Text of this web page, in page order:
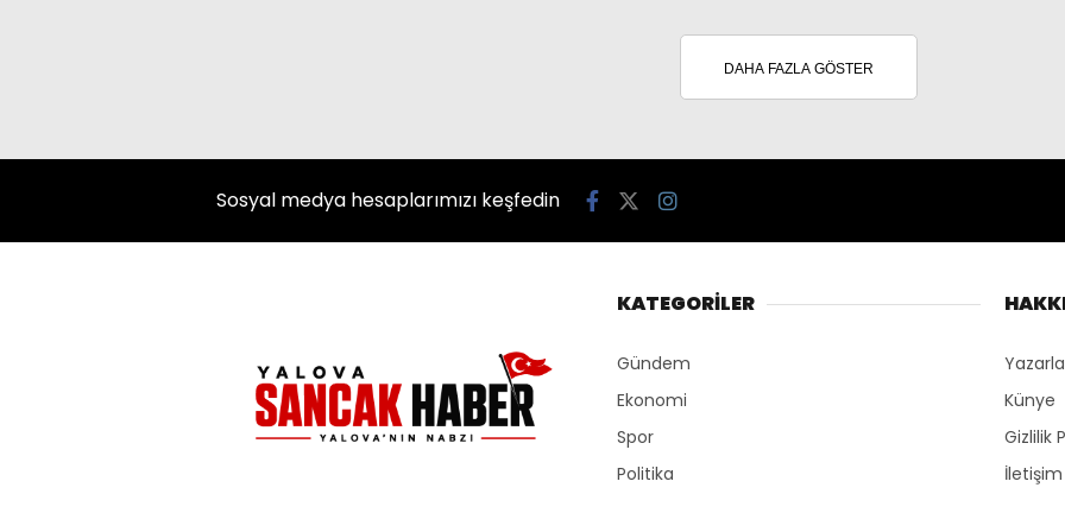
DAHA FAZLA GÖSTER
Sosyal medya hesaplarımızı keşfedin
KATEGORİLER
Gündem
Ekonomi
Spor
Politika
Künye
Gizlilik
İletişim